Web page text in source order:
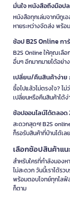
มั่นใจ หนังสือถึงมือป
หนังสือทุกเล่มจากบีทูเ
หายระหว่างจัดส่ง พร้
ช้อป B2S Online ก
B2S Online ให้คุณเลือ
อื่นๆ อีกมากมายได้อย่า
เปลี่ยน/คืนสินค้าง่าย
ซื้อไปแล้วไม่ตรงใจ? ไ
เปลี่ยนหรือคืนสินค้าได้
ช้อปออนไลน์ได้ตลอด
สะดวกสุดๆ! B2S
ก็รอรับสินค้าที่บ้านได้เล
เลือกช้อปสินค้าแน
สำหรับใครที่กำลังมอง
ไม่สะดวก วันนี้เราได้ร
พร้อมตอบโจทย์ทุกไลฟ์
ก็ตาม